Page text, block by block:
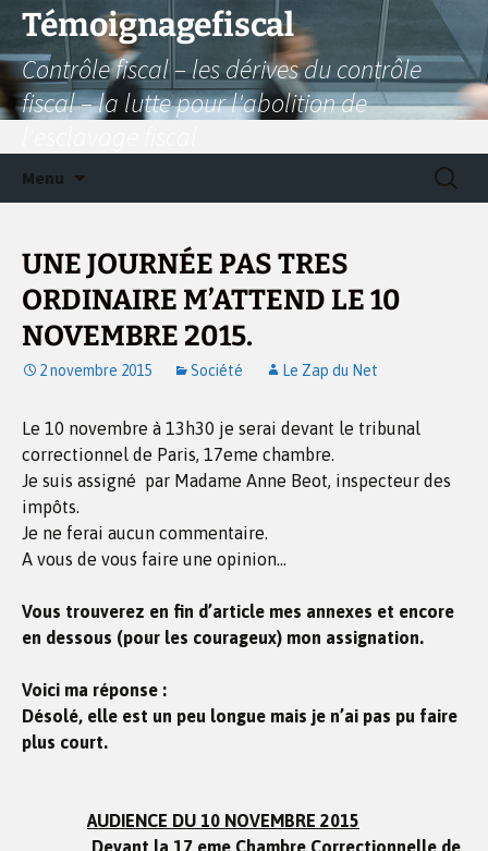
Aller
contenu
Témoignagefiscal
Contrôle fiscal – les dérives du contrôle
fiscal – la lutte pour l'abolition de
Menu
UNE JOURNÉE PAS TRES
ORDINAIRE M’ATTEND LE 10
NOVEMBRE 2015.
2 novembre 2015 Société Le Zap du Net
Le 10 novembre à 13h30 je serai devant le tribunal
correctionnel de Paris, 17eme chambre.
Je suis assigné par Madame Anne Beot, inspecteur des
impôts.
Je ne ferai aucun commentaire.
A vous de vous faire une opinion…
Vous trouverez en fin d’article mes annexes et encore
en dessous (pour les courageux) mon assignation.
Voici ma réponse :
Désolé, elle est un peu longue mais je n’ai pas pu faire
plus court.
AUDIENCE DU 10 NOVEMBRE 2015
Devant la 17 eme Chambre Correctionnelle de